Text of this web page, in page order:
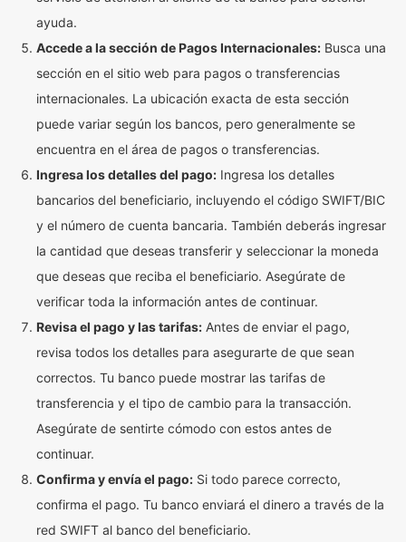
ayuda.
Accede a la sección de Pagos Internacionales: Busca una
sección en el sitio web para pagos o transferencias
internacionales. La ubicación exacta de esta sección
puede variar según los bancos, pero generalmente se
encuentra en el área de pagos o transferencias.
Ingresa los detalles del pago: Ingresa los detalles
bancarios del beneficiario, incluyendo el código SWIFT/BIC
y el número de cuenta bancaria. También deberás ingresar
la cantidad que deseas transferir y seleccionar la moneda
que deseas que reciba el beneficiario. Asegúrate de
verificar toda la información antes de continuar.
Revisa el pago y las tarifas: Antes de enviar el pago,
revisa todos los detalles para asegurarte de que sean
correctos. Tu banco puede mostrar las tarifas de
transferencia y el tipo de cambio para la transacción.
Asegúrate de sentirte cómodo con estos antes de
continuar.
Confirma y envía el pago: Si todo parece correcto,
confirma el pago. Tu banco enviará el dinero a través de la
red SWIFT al banco del beneficiario.